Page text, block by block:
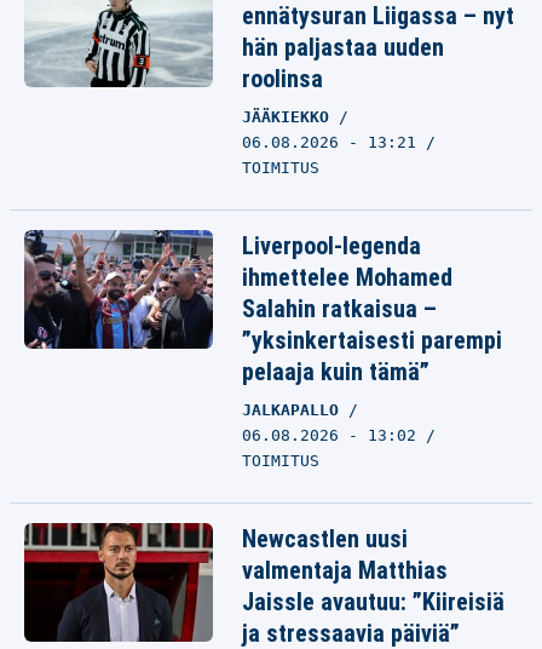
ennätysuran Liigassa – nyt
hän paljastaa uuden
roolinsa
JÄÄKIEKKO
06.08.2026 - 13:21
TOIMITUS
Liverpool-legenda
ihmettelee Mohamed
Salahin ratkaisua –
”yksinkertaisesti parempi
pelaaja kuin tämä”
JALKAPALLO
06.08.2026 - 13:02
TOIMITUS
Newcastlen uusi
valmentaja Matthias
Jaissle avautuu: ”Kiireisiä
ja stressaavia päiviä”